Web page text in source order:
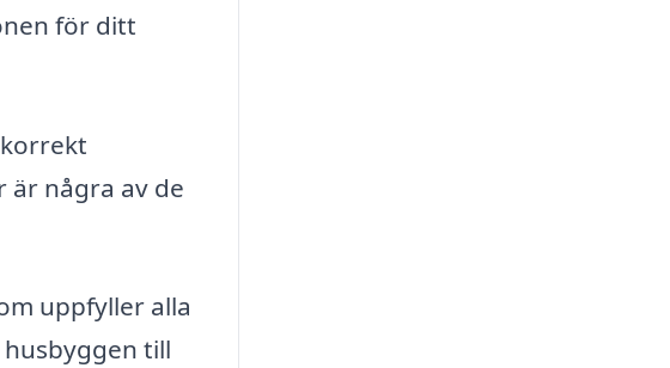
för ditt
några av de
uppfyller alla
till